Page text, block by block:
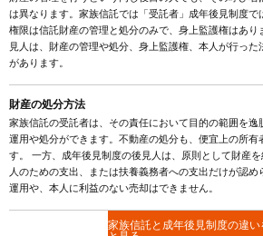
は異なります。家族信託では「受託者」成年後見制度
権限は信託財産の管理と処分のみで、身上監護権はあり
見人は、財産の管理や処分、身上監護権、本人が行った
があります。
財産の処分方法
家族信託の受託者は、その責任において目的の範囲を逸
運用や処分ができます。不動産の処分も、便宜上の所有
す。 一方、成年後見制度の後見人は、原則として財産
人のための支出、または扶養義務者への支出だけが認
運用や、本人に利益のない売却はできません。
家族信託と成年後見制度の違い